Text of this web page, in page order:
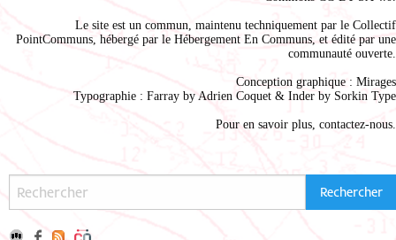
Le site est un commun, maintenu techniquement par le Collectif
PointCommuns , hébergé par le Hébergement En Communs , et édité par une
communauté ouverte.
Conception graphique : Mirages
Typographie : Farray by Adrien Coquet & Inder by Sorkin Type
Pour en savoir plus, contactez-nous